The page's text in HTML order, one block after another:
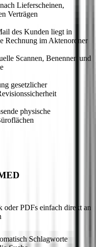
Lieferscheinen,
Verträgen
des Kunden liegt in
Rechnung im Aktenordner
Scannen, Benennen und
gesetzlicher
physische
oder PDFs einfach direkt an
Schlagworte